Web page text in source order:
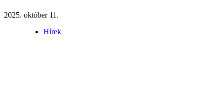
2025. október 11.
Hírek